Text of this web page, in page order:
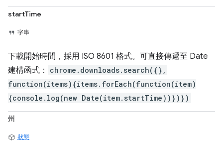
startTime
字串
下載開始時間，採用 ISO 8601 格式。可直接傳遞至 Date
建構函式：
chrome.downloads.search({},
function(items){items.forEach(function(item)
{console.log(new Date(item.startTime))})})
州
狀態